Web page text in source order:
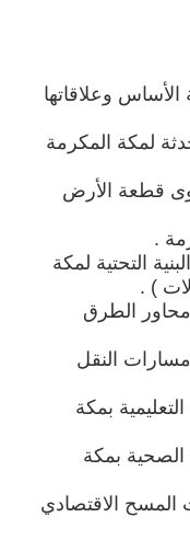
وعلاقاتها
لمكة المكرمة
قطعة الأرض
.
التحتية لمكة
) .
محاور الطرق
مسارات النقل
بمكة
الصحية بمكة
المسح الاقتصادي